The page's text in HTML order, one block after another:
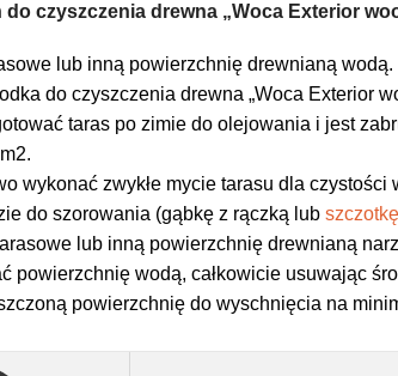
do czyszczenia drewna „Woca Exterior
lub inną powierzchnię drewnianą wodą.
do czyszczenia drewna „Woca Exterior
taras po zimie do olejowania i jest
wykonać zwykłe mycie tarasu dla
do szorowania (gąbkę z rączką lub szczotkę
lub inną powierzchnię drewnianą
powierzchnię wodą, całkowicie usuwając
powierzchnię do wyschnięcia na